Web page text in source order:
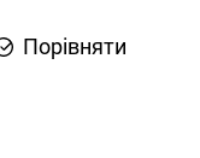
Порівняти